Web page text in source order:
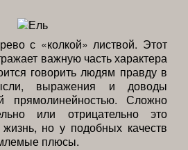
с «колкой» листвой. Этот
важную часть характера
говорить людям правду в
выражения и доводы
прямолинейностью. Сложно
или отрицательно это
но у подобных качеств
плюсы.